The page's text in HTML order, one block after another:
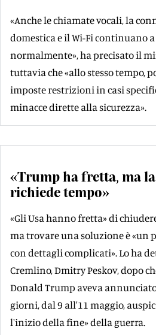
«Anche le chiamate vocali, la
domestica e il Wi-Fi continuano
normalmente», ha precisato il
tuttavia che «allo stesso tempo,
imposte restrizioni in casi
minacce dirette alla sicurezza».
«Trump ha fretta, ma
richiede tempo»
«Gli Usa hanno fretta» di
ma trovare una soluzione è «un
con dettagli complicati». Lo ha
Cremlino, Dmitry Peskov, dopo
Donald Trump aveva
giorni, dal 9 all'11 maggio,
l'inizio della fine» della guerra.